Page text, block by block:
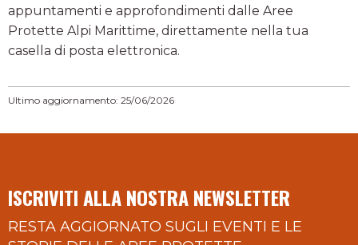
appuntamenti e approfondimenti dalle Aree
Protette Alpi Marittime, direttamente nella tua
casella di posta elettronica.
Ultimo aggiornamento: 25/06/2026
ISCRIVITI ALLA NOSTRA NEWSLETTER
RESTA AGGIORNATO SUGLI EVENTI E LE